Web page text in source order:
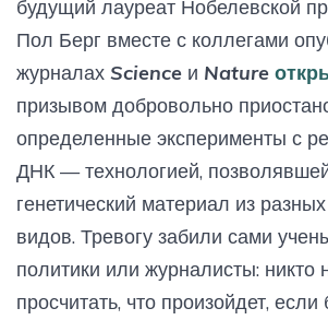
будущий лауреат Нобелевской
Пол Берг вместе с коллегами
журналах Science и Nature
призывом добровольно
определенные эксперименты с
ДНК — технологией,
генетический материал из
видов. Тревогу забили сами
политики или журналисты: никто
просчитать, что произойдет, если